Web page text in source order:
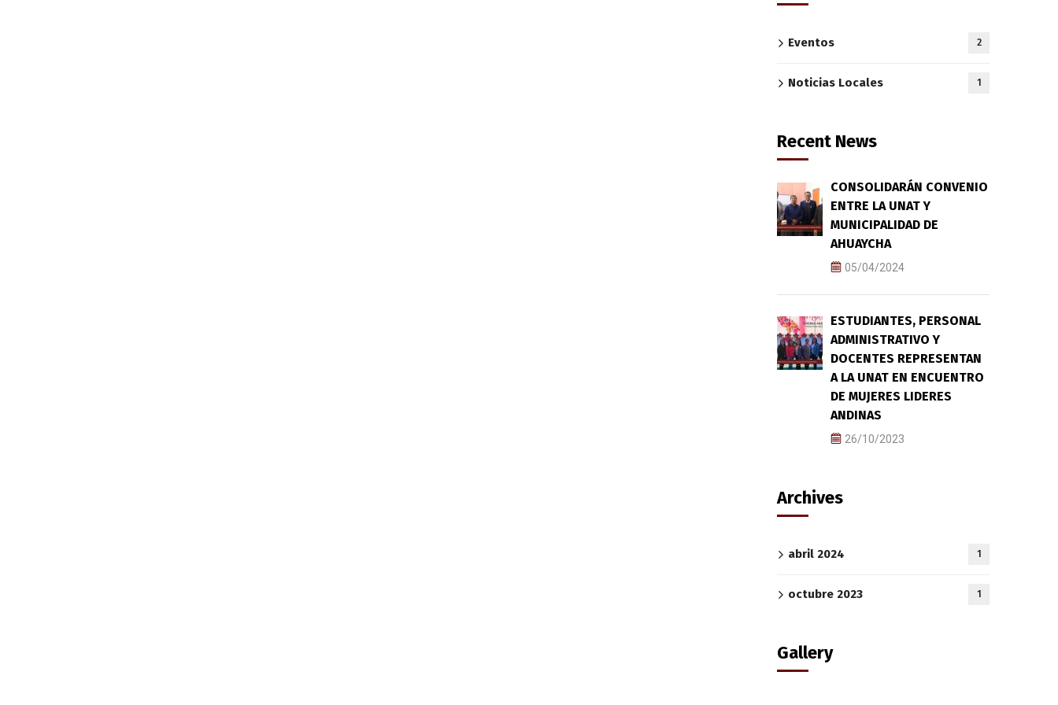
Eventos 2
Noticias Locales 1
Recent News
CONSOLIDARÁN CONVENIO
ENTRE LA UNAT Y
MUNICIPALIDAD DE
AHUAYCHA
05/04/2024
ESTUDIANTES, PERSONAL
ADMINISTRATIVO Y
DOCENTES REPRESENTAN
A LA UNAT EN ENCUENTRO
DE MUJERES LIDERES
ANDINAS
26/10/2023
Archives
abril 2024 1
octubre 2023 1
Gallery